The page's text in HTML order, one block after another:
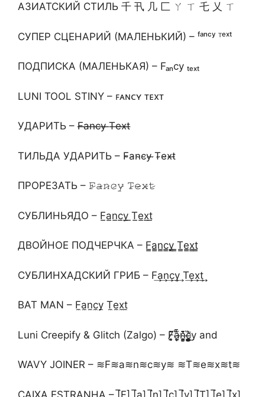
АЗИАТСКИЙ СТИЛЬ 千 卂 几 匚 ㄚ ㄒ 乇 乂 ㄒ
СУПЕР СЦЕНАРИЙ (МАЛЕНЬКИЙ) – ᶠᵃⁿᶜʸ ᵀᵉˣᵗ
ПОДПИСКА (МАЛЕНЬКАЯ) – Fₐₙcy ₜₑₓₜ
LUNI TOOL STINY – ꜰᴀɴᴄʏ ᴛᴇxᴛ
УДАРИТЬ – F̶a̶n̶c̶y̶ ̶T̶e̶x̶t̶
ТИЛЬДА УДАРИТЬ – F̴a̴n̴c̴y̴ ̴T̴e̴x̴t̴
ПРОРЕЗАТЬ – 𝙵̷𝚊̷𝚗̷𝚌̷𝚢̷ 𝚃̷𝚎̷𝚡̷𝚝̷
СУБЛИНЬЯДО – F̲a̲n̲c̲y̲ ̲T̲e̲x̲t̲
ДВОЙНОЕ ПОДЧЕРЧКА – F̳a̳n̳c̳y̳ ̳T̳e̳x̳t̳
СУБЛИНХАДСКИЙ ГРИБ – F͢a͢n͢c͢y͢ T͢e͢x͢t͢
BAT MAN – F̼a̼n̼c̼y̼ T̼e̼x̼t̼
Luni Creepify & Glitch (Zalgo) – F̸̸̨̨̤̤̀̈̀̈ã̶̫͎̣̙̦̱̋̄̋̄n̴͍͎̰͇̥̈̔̍̈c̶̛͇̳̞̪̲̲̥̰̪̋̒͜y and
WAVY JOINER – ≋F≋a≋n≋c≋y≋ ≋T≋e≋x≋t≋
CAIXA ESTRANHA – [̲̅F] [̲̅a] [̲̅n] [̲̅c] [̲̅y] [̲̅T] [̲̅e] [̲̅x]